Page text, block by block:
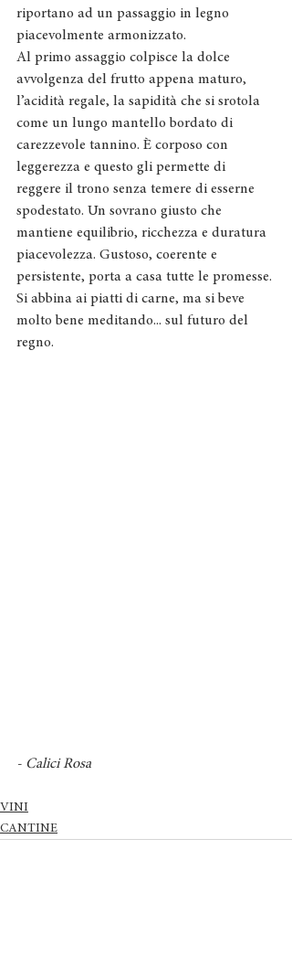
riportano ad un passaggio in legno
piacevolmente armonizzato.
Al primo assaggio colpisce la dolce
avvolgenza del frutto appena maturo,
l’acidità regale, la sapidità che si srotola
come un lungo mantello bordato di
carezzevole tannino. È corposo con
leggerezza e questo gli permette di
reggere il trono senza temere di esserne
spodestato. Un sovrano giusto che
mantiene equilibrio, ricchezza e duratura
piacevolezza. Gustoso, coerente e
persistente, porta a casa tutte le promesse.
Si abbina ai piatti di carne, ma si beve
molto bene meditando... sul futuro del
regno.
- Calici Rosa
VINI
CANTINE